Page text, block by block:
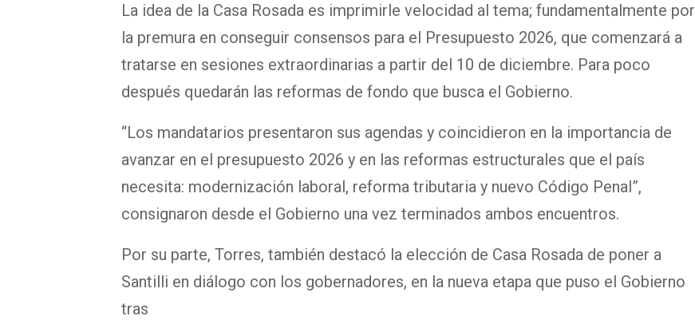
La idea de la Casa Rosada es imprimirle velocidad al tema; fundamentalmente por
la premura en conseguir consensos para el Presupuesto 2026, que comenzará a
tratarse en sesiones extraordinarias a partir del 10 de diciembre. Para poco
después quedarán las reformas de fondo que busca el Gobierno.
“Los mandatarios presentaron sus agendas y coincidieron en la importancia de
avanzar en el presupuesto 2026 y en las reformas estructurales que el país
necesita: modernización laboral, reforma tributaria y nuevo Código Penal”,
consignaron desde el Gobierno una vez terminados ambos encuentros.
Por su parte, Torres, también destacó la elección de Casa Rosada de poner a
Santilli en diálogo con los gobernadores, en la nueva etapa que puso el Gobierno
tras